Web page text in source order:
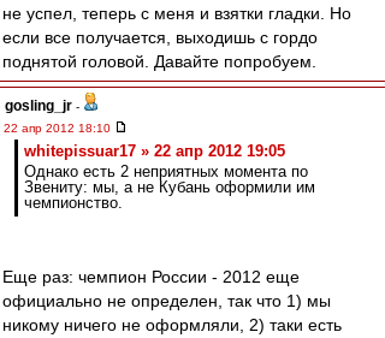
не успел, теперь с меня и взятки гладки. Но
если все получается, выходишь с гордо
поднятой головой. Давайте попробуем.
gosling_jr -
22 апр 2012 18:10
whitepissuar17 » 22 апр 2012 19:05
Однако есть 2 неприятных момента по
Звениту: мы, а не Кубань оформили им
чемпионство.
Еще раз: чемпион России - 2012 еще
официально не определен, так что 1) мы
никому ничего не оформляли, 2) таки есть